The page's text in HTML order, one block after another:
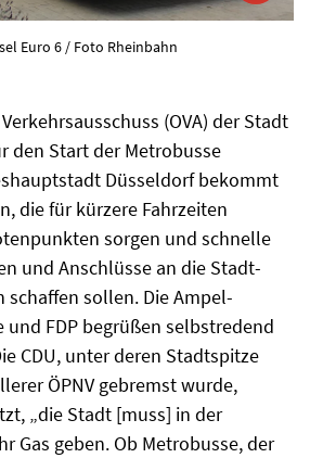
Euro 6 / Foto Rheinbahn
(OVA) der Stadt
den Start der Metrobusse
Düsseldorf bekommt
die für kürzere Fahrzeiten
sorgen und schnelle
und Anschlüsse an die Stadt-
schaffen sollen. Die Ampel-
und FDP begrüßen selbstredend
CDU, unter deren Stadtspitze
ÖPNV gebremst wurde,
„die Stadt [muss] in der
Gas geben. Ob Metrobusse, der